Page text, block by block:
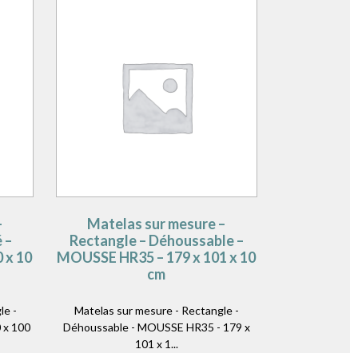
–
x 10
-
x 100
Matelas sur mesure –
Rectangle – Déhoussable –
MOUSSE HR35 – 179 x 101 x 10
cm
Matelas sur mesure - Rectangle -
Déhoussable - MOUSSE HR35 - 179 x
101 x 1...